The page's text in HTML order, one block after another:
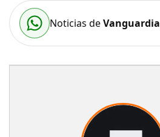
Noticias deVanguardia